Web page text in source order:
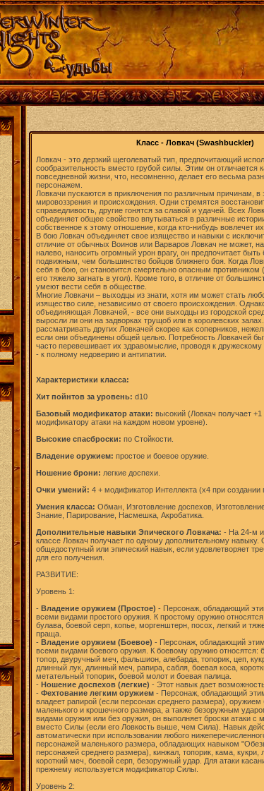
Класс - Ловкач (Swashbuckler)
Ловкач - это дерзкий щеголеватый тип, предпочитающий
сообразительность вместо грубой силы. Этим он отличается
повседневной жизни, что, несомненно, делает его весьма
персонажем.
Ловкачи пускаются в приключения по различным причинам, в
мировоззрения и происхождения. Одни стремятся
справедливость, другие гонятся за славой и удачей. Всех
объединяет общее свойство впутываться в различные
собственное к этому отношение, когда кто-нибудь вовлечет их
В бою Ловкач объединяет свое изящество и навыки с
отличие от обычных Воинов или Варваров Ловкач не может,
налево, наносить огромный урон врагу, он предпочитает
подвижным, чем большинство бойцов ближнего боя. Когда
себя в бою, он становится смертельно опасным противником
его тяжело загнать в угол). Кроме того, в отличие от
умеют вести себя в обществе.
Многие Ловкачи – выходцы из знати, хотя им может стать
изящество силе, независимо от своего происхождения.
объединяющая Ловкачей, - все они выходцы из городской
выросли ли они на задворках трущоб или в королевских
рассматривать других Ловкачей скорее как соперников,
если они объединены общей целью. Потребность Ловкачей
часто перевешивает их здравомыслие, проводя к дружескому
- к полному недоверию и антипатии.
Характеристики класса:
Хит пойнтов за уровень: d10
Базовый модификатор атаки: высокий (Ловкач получает
модификатору атаки на каждом новом уровне).
Высокие спасброски: по Стойкости.
Владение оружием: простое и боевое оружие.
Ношение брони: легкие доспехи.
Очки умений: 4 + модификатор Интеллекта (x4 при создании
Умения класса: Обман, Изготовление доспехов,
Знание, Парирование, Насмешка, Акробатика.
Дополнительные навыки Эпического Ловкача: - На 24-м
классе Ловкач получает по одному дополнительному
общедоступный или эпический навык, если удовлетворяет
для его получения.
РАЗВИТИЕ:
Уровень 1:
- Владение оружием (Простое) - Персонаж, обладающий
всеми видами простого оружия. К простому оружию
булава, боевой серп, копье, моргенштерн, посох, легкий и
праща.
- Владение оружием (Боевое) - Персонаж, обладающий
всеми видами боевого оружия. К боевому оружию относятся:
топор, двуручный меч, фальшион, алебарда, топорик, цеп,
длинный лук, длинный меч, рапира, сабля, боевая коса,
метательный топорик, боевой молот и боевая палица.
- Ношение доспехов (легкие) - Этот навык дает
- Фехтование легким оружием - Персонаж, обладающий
владеет рапирой (если персонаж среднего размера), оружием
маленького и крошечного размера, а также безоружным
видами оружия или без оружия, он выполняет броски атаки с
вместо Силы (если его Ловкость выше, чем Сила). Навык
автоматически при использовании любого
персонажей маленького размера, обладающих навыком
персонажей среднего размера), кинжал, топорик, кама, кукри,
короткий меч, боевой серп, безоружный удар. Для атаки
прежнему используется модификатор Силы.
Уровень 2: